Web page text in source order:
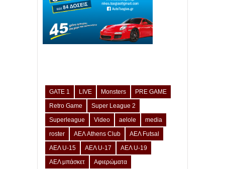
GATE 1 LIVE Monsters
PRE GAME
Retro Game
Super League 2
Superleague
Video aelole
media
roster
ΑΕΛ Athens Club
ΑΕΛ Futsal
ΑΕΛ U-15
ΑΕΛ U-17
ΑΕΛ U-19
ΑΕΛ μπάσκετ
Αφιερώματα